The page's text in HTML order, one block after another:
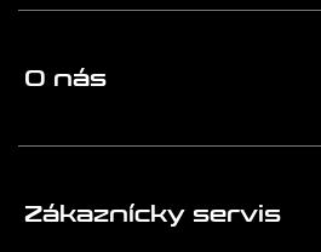
O nás
Zákaznícky servis